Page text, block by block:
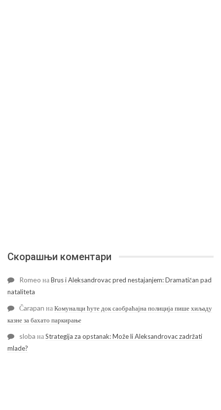
Скорашњи коментари
Romeo наBrus i Aleksandrovac pred nestajanjem: Dramatičan pad
nataliteta
Čarapan наКомуналци ћуте док саобраћајна полиција пише хиљаду
казне за бахато паркирање
sloba наStrategija za opstanak: Može li Aleksandrovac zadržati
mlade?